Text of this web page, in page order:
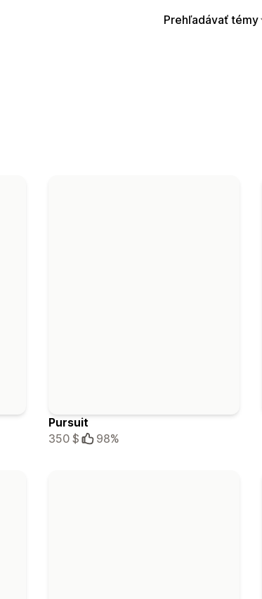
Prehľadávať témy
Pursuit
350 $
98%